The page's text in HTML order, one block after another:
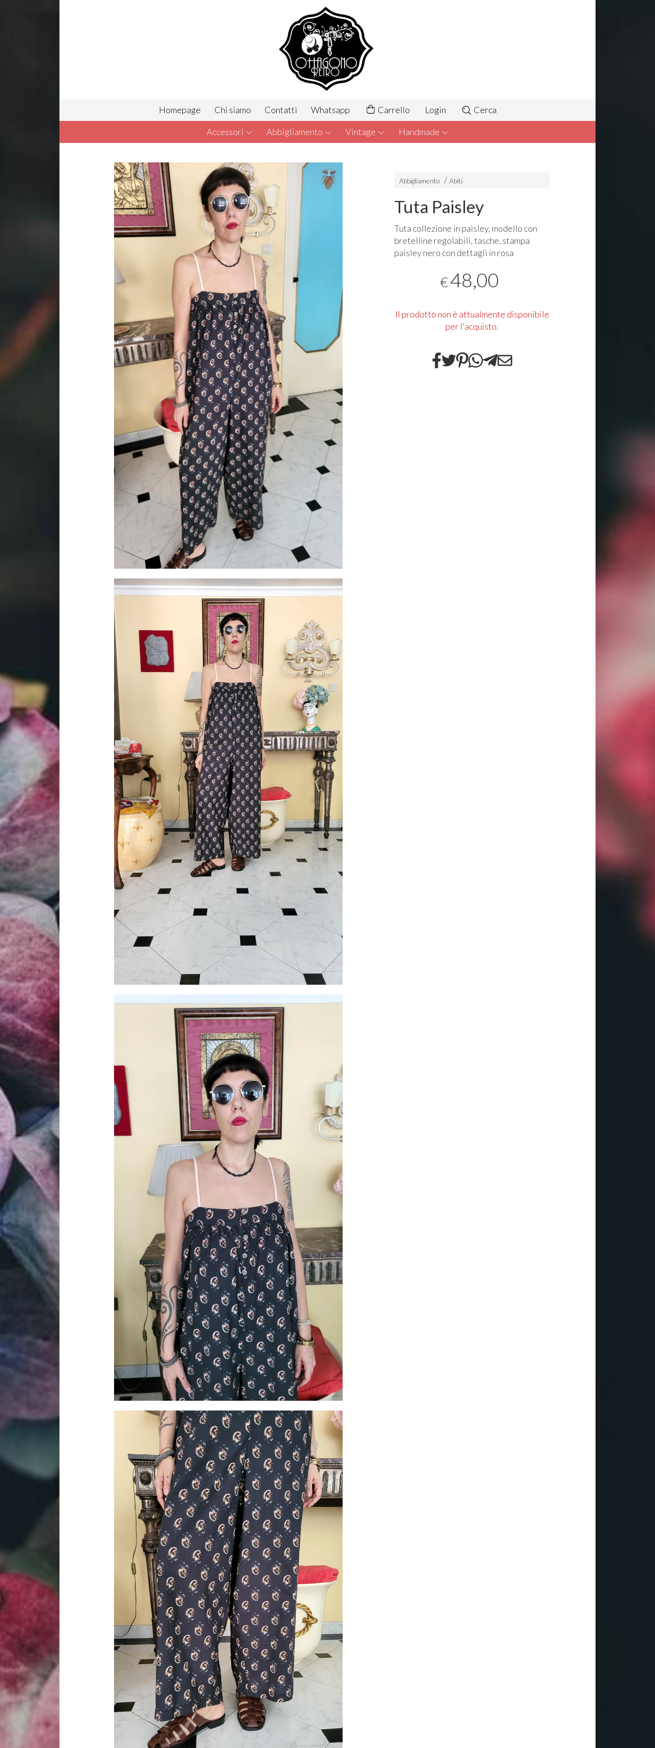
Homepage Chi siamo Contatti Whatsapp Carrello Login Cerca
Accessori Abbigliamento Vintage Handmade
Abbigliamento Abiti
Tuta Paisley
Tuta collezione in paisley, modello con
bretelline regolabili, tasche, stampa
paisley nero con dettagli in rosa
€48,00
Il prodotto non è attualmente disponibile
per l'acquisto.